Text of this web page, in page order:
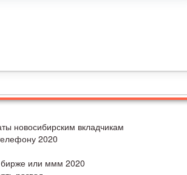
новосибирским вкладчикам
2020
бирже или ммм 2020